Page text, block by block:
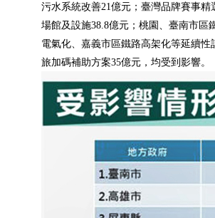
污水系統改善21億元；臺灣品牌賽事
場館及設施38.8億元；桃園、臺南市區
電氣化、嘉義市區鐵路高架化等延續性
旅加碼補助方案35億元，均受到影響。